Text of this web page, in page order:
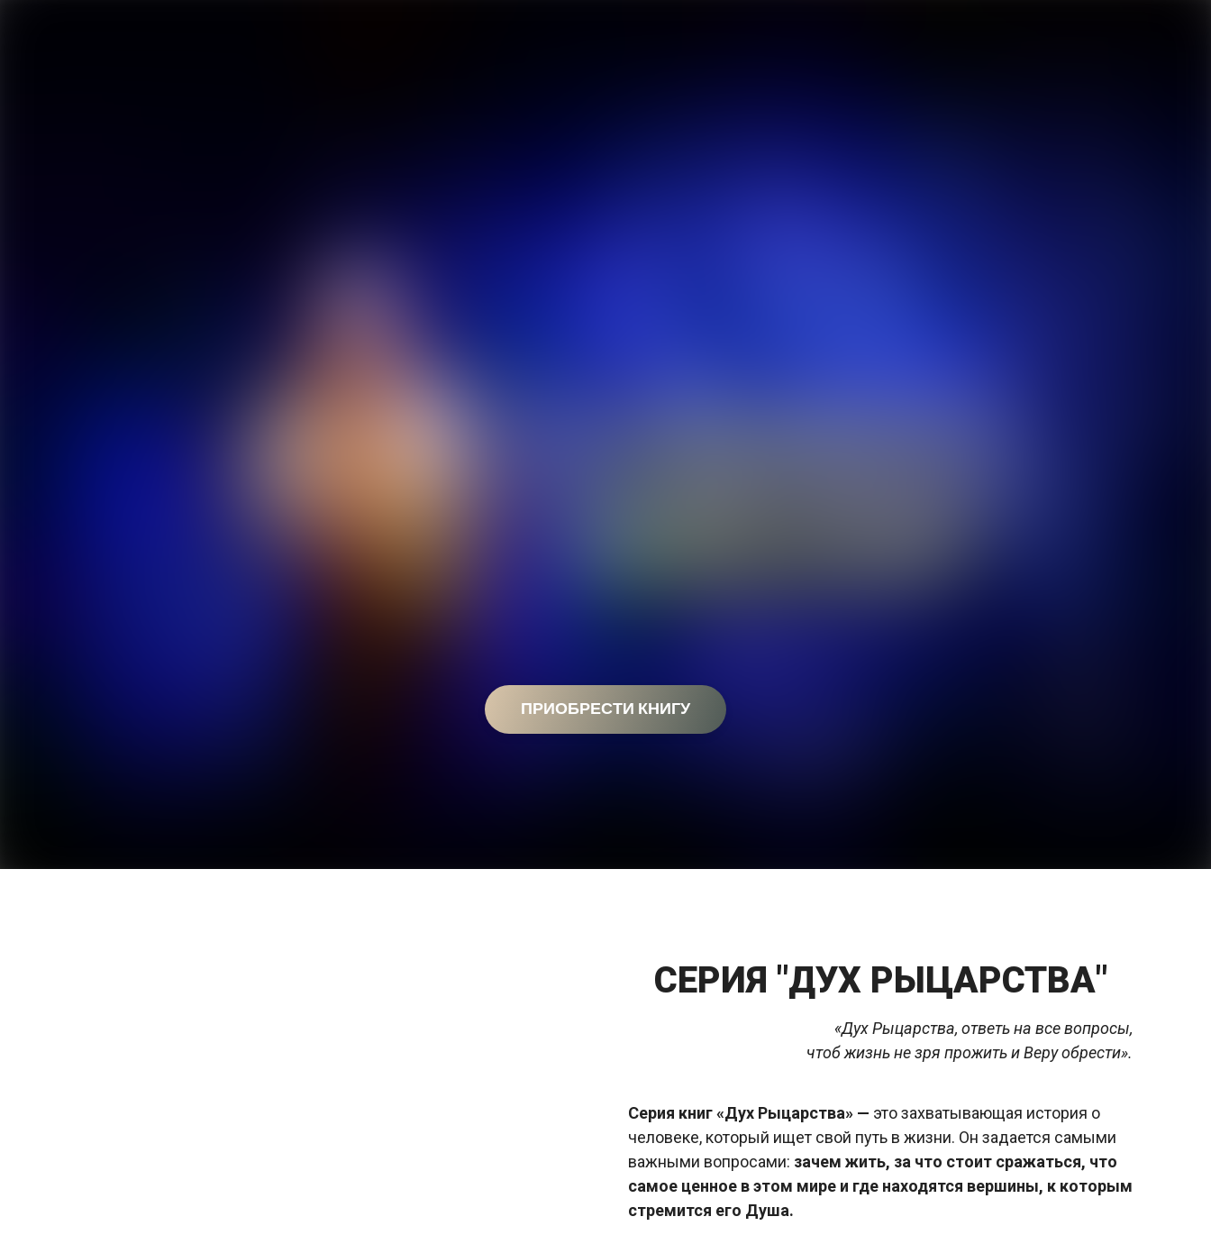
ПРИОБРЕСТИ КНИГУ
СЕРИЯ "ДУХ РЫЦАРСТВА"
«Дух Рыцарства, ответь на все вопросы,
чтоб жизнь не зря прожить и Веру обрести».
Серия книг «Дух Рыцарства» — это захватывающая история о
человеке, который ищет свой путь в жизни. Он задается самыми
важными вопросами: зачем жить, за что стоит сражаться, что
самое ценное в этом мире и где находятся вершины, к которым
стремится его Душа.